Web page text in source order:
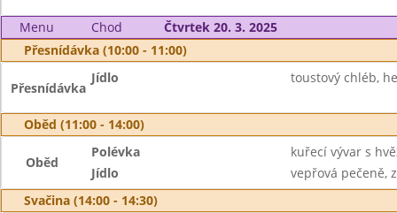
Menu Chod
Čtvrtek 20. 3. 2025
Přesnídávka (10:00 - 11:00)
Přesnídávka
Jídlo toustový chléb,
Oběd (11:00 - 14:00)
Oběd
Polévka
kuřecí vývar s
Jídlo
vepřová pečeně,
Svačina (14:00 - 14:30)